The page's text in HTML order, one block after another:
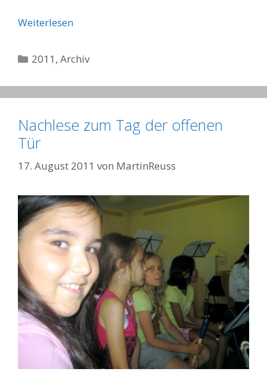
Weiterlesen
Kategorien
2011 ,Archiv
Nachlese zum Tag der offenen
Tür
17. August 2011 von MartinReuss